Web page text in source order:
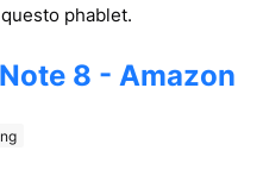
phablet.
8 - Amazon